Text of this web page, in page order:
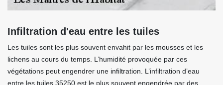
Infiltration d'eau entre les tuiles
Les tuiles sont les plus souvent envahit par les mousses et les
lichens au cours du temps. L’humidité provoquée par ces
végétations peut engendrer une infiltration. L’infiltration d’eau
entre les tuiles 35250 est le plus souvent engendrée par des